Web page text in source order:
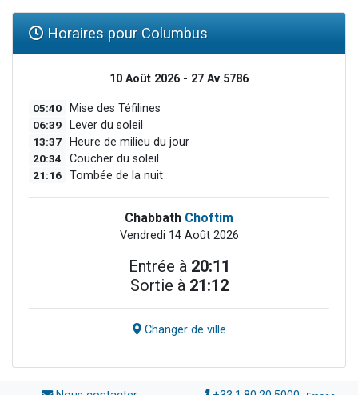
Horaires pour Columbus
10 Août 2026 - 27 Av 5786
05:40 Mise des Téfilines
06:39 Lever du soleil
13:37 Heure de milieu du jour
20:34 Coucher du soleil
21:16 Tombée de la nuit
Chabbath Choftim
Vendredi 14 Août 2026
Entrée à 20:11
Sortie à 21:12
Changer de ville